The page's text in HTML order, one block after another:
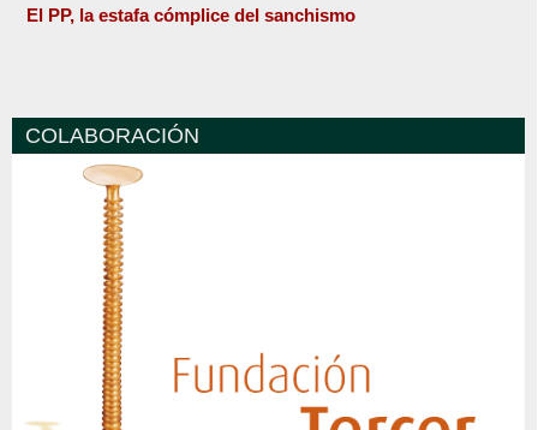
El PP, la estafa cómplice del sanchismo
COLABORACIÓN